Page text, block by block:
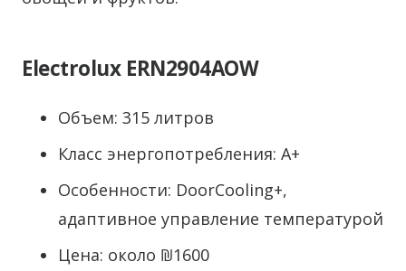
Electrolux ERN2904AOW
Объем: 315 литров
Класс энергопотребления: A+
Особенности: DoorCooling+,
адаптивное управление температурой
Цена: около ₪1600